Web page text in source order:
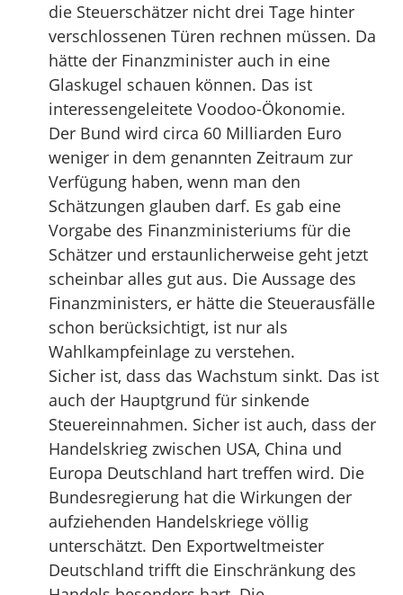
die Steuerschätzer nicht drei Tage hinter
verschlossenen Türen rechnen müssen. Da
hätte der Finanzminister auch in eine
Glaskugel schauen können. Das ist
interessengeleitete Voodoo-Ökonomie.
Der Bund wird circa 60 Milliarden Euro
weniger in dem genannten Zeitraum zur
Verfügung haben, wenn man den
Schätzungen glauben darf. Es gab eine
Vorgabe des Finanzministeriums für die
Schätzer und erstaunlicherweise geht jetzt
scheinbar alles gut aus. Die Aussage des
Finanzministers, er hätte die Steuerausfälle
schon berücksichtigt, ist nur als
Wahlkampfeinlage zu verstehen.
Sicher ist, dass das Wachstum sinkt. Das ist
auch der Hauptgrund für sinkende
Steuereinnahmen. Sicher ist auch, dass der
Handelskrieg zwischen USA, China und
Europa Deutschland hart treffen wird. Die
Bundesregierung hat die Wirkungen der
aufziehenden Handelskriege völlig
unterschätzt. Den Exportweltmeister
Deutschland trifft die Einschränkung des